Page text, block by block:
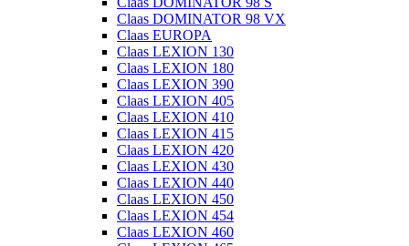
Claas DOMINATOR 98 VX
Claas EUROPA
Claas LEXION 130
Claas LEXION 180
Claas LEXION 390
Claas LEXION 405
Claas LEXION 410
Claas LEXION 415
Claas LEXION 420
Claas LEXION 430
Claas LEXION 440
Claas LEXION 450
Claas LEXION 454
Claas LEXION 460